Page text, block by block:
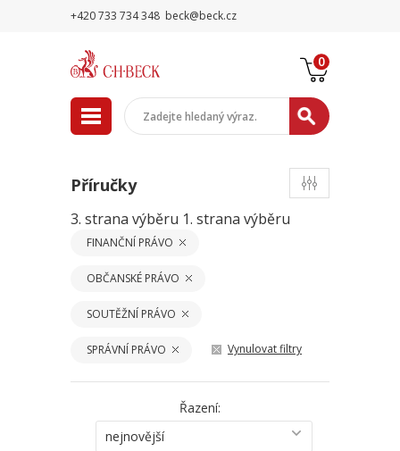
+420 733 734 348 beck@beck.cz
0
Příručky
3. strana výběru 1. strana výběru
FINANČNÍ PRÁVO
OBČANSKÉ PRÁVO
SOUTĚŽNÍ PRÁVO
SPRÁVNÍ PRÁVO Vynulovat filtry
Řazení:
nejnovější